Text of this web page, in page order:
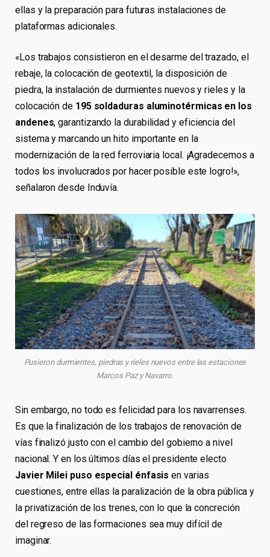
ellas y la preparación para futuras instalaciones de
plataformas adicionales.
«Los trabajos consistieron en el desarme del trazado, el
rebaje, la colocación de geotextil, la disposición de
piedra, la instalación de durmientes nuevos y rieles y la
colocación de 195 soldaduras aluminotérmicas en los
andenes, garantizando la durabilidad y eficiencia del
sistema y marcando un hito importante en la
modernización de la red ferroviaria local. ¡Agradecemos a
todos los involucrados por hacer posible este logro!»,
señalaron desde Induvía.
Pusieron durmientes, piedras y rieles nuevos entre las estaciones
Marcos Paz y Navarro.
Sin embargo, no todo es felicidad para los navarrenses.
Es que la finalización de los trabajos de renovación de
vías finalizó justo con el cambio del gobierno a nivel
nacional. Y en los últimos días el presidente electo
Javier Milei puso especial énfasis en varias
cuestiones, entre ellas la paralización de la obra pública y
la privatización de los trenes, con lo que la concreción
del regreso de las formaciones sea muy difícil de
imaginar.